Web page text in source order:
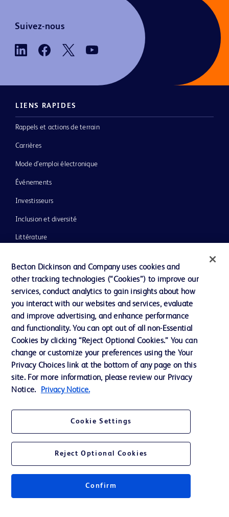
Suivez-nous
LIENS RAPIDES
Rappels et actions de terrain
Carrières
Mode d’emploi électronique
Événements
Investisseurs
Inclusion et diversité
Littérature
Notre entreprise
Éthique et conformité
Assistance
Nous contacter
Préférences en matière de cookies
Confidentialité
Accessibilité du site Web
© 2026 BD. Tous droits réservés. BD et le logo de BD sont des marques
Becton Dickinson and Company uses cookies and
other tracking technologies (“Cookies”) to improve our
services, conduct analytics to gain insights about how
you interact with our websites and services, evaluate
and improve advertising, and enhance performance
and functionality. You can opt out of all non-Essential
Cookies by clicking “Reject Optional Cookies.” You can
change or customize your preferences using the Your
Privacy Choices link at the bottom of any page on this
site. For more information, please review our Privacy
Notice.
Privacy Notice.
Cookie Settings
Reject Optional Cookies
Confirm